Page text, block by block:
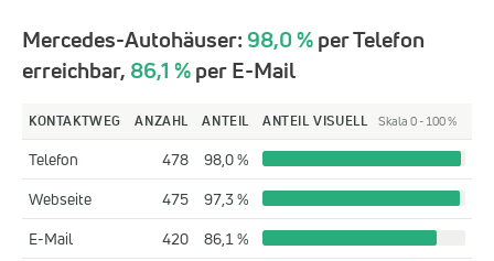
Mercedes-Autohäuser:98,0 %per Telefon
erreichbar, 86,1 %per E-Mail
KONTAKTWEG ANZAHL ANTEIL ANTEIL VISUELL Skala 0 - 100 %
Telefon 478
98,0 %
Webseite
475
97,3 %
E-Mail
420
86,1 %